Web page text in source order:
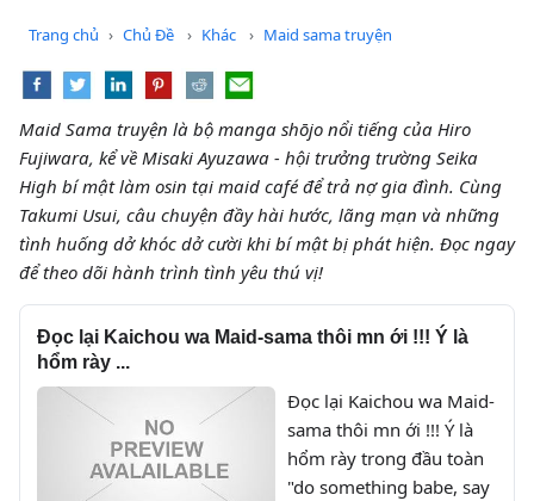
Trang chủ Chủ Đề Khác Maid sama truyện
Maid Sama truyện là bộ manga shōjo nổi tiếng của Hiro
Fujiwara, kể về Misaki Ayuzawa - hội trưởng trường Seika
High bí mật làm osin tại maid café để trả nợ gia đình. Cùng
Takumi Usui, câu chuyện đầy hài hước, lãng mạn và những
tình huống dở khóc dở cười khi bí mật bị phát hiện. Đọc ngay
để theo dõi hành trình tình yêu thú vị!
Đọc lại Kaichou wa Maid-sama thôi mn ới !!! Ý là
hổm rày ...
Đọc lại Kaichou wa Maid-
sama thôi mn ới !!! Ý là
hổm rày trong đầu toàn
"do something babe, say